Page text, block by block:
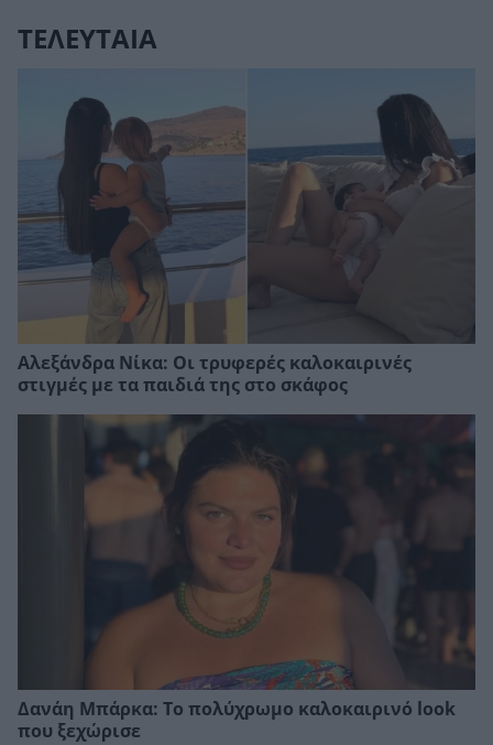
ΤΕΛΕΥΤΑΙΑ
Αλεξάνδρα Νίκα: Οι τρυφερές καλοκαιρινές
στιγμές με τα παιδιά της στο σκάφος
Δανάη Μπάρκα: Το πολύχρωμο καλοκαιρινό look
που ξεχώρισε